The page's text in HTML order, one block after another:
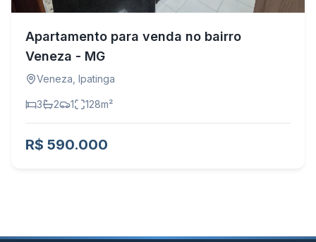
Apartamento para venda no bairro
Veneza - MG
Veneza Ipatinga
3 2 1 128m²
R$ 590.000